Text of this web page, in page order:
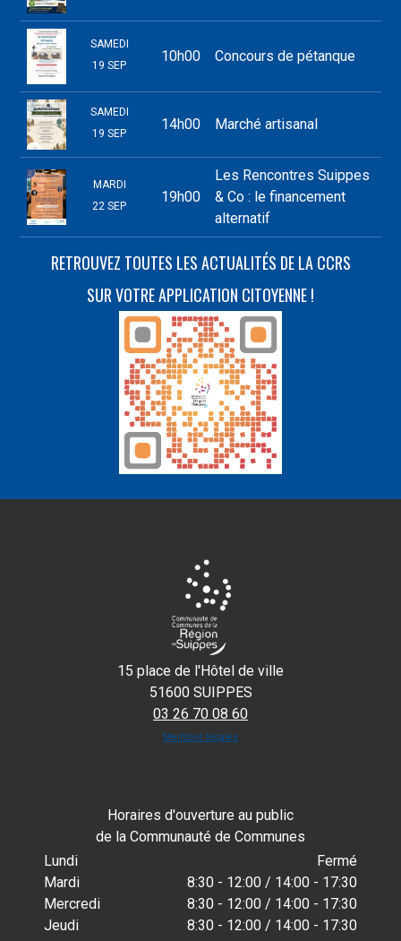
SAMEDI
19 SEP
10h00 Concours de pétanque
SAMEDI
19 SEP
14h00 Marché artisanal
MARDI
22 SEP
19h00
Les Rencontres Suippes
& Co : le financement
alternatif
RETROUVEZ TOUTES LES ACTUALITÉS DE LA CCRS
SUR VOTRE APPLICATION CITOYENNE !
15 place de l'Hôtel de ville
51600 SUIPPES
03 26 70 08 60
Mentions légales
Horaires d'ouverture au public
de la Communauté de Communes
Lundi
Fermé
Mardi
8:30 - 12:00 / 14:00 - 17:30
Mercredi
8:30 - 12:00 / 14:00 - 17:30
Jeudi
8:30 - 12:00 / 14:00 - 17:30